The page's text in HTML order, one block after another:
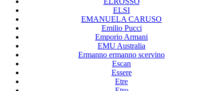
ELSI
EMANUELA CARUSO
Emilio Pucci
Emporio Armani
EMU Australia
Ermanno ermanno scervino
Escan
Essere
Etre